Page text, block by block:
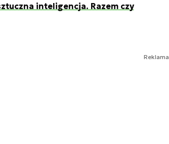
inteligencja. Razem czy
Reklama